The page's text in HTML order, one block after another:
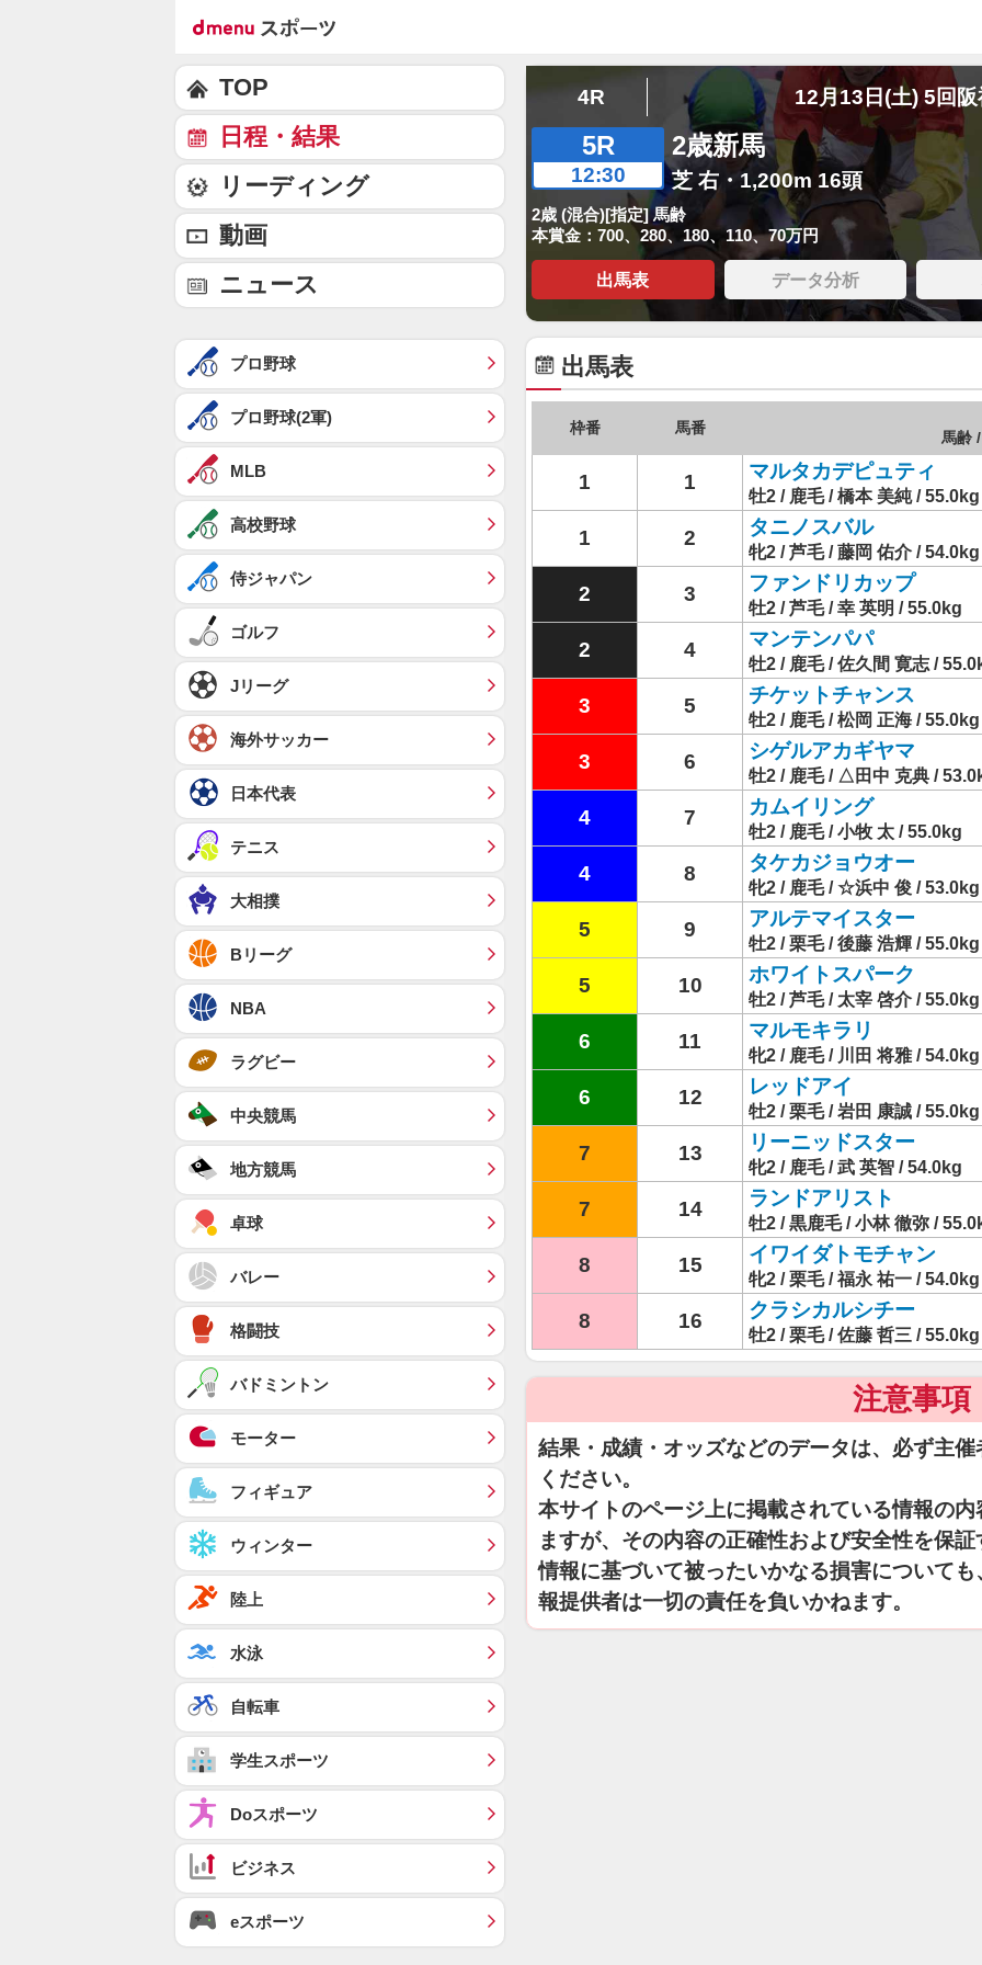
4R 12月13日(土) 5回
5R
12:30
2歳新馬
芝 右・1,200m 16頭
2歳 (混合)[指定] 馬齢
本賞金：700、280、180、110、70万円
出馬表 データ分析
出馬表
枠番 馬番
馬齢
1 1 マルタカデピュティ
牡2 / 鹿毛 / 橋本 美純 / 55.0kg
1 2 タニノスバル
牝2 / 芦毛 / 藤岡 佑介 / 54.0kg
2 3 ファンドリカップ
牡2 / 芦毛 / 幸 英明 / 55.0kg
2 4 マンテンパパ
牡2 / 鹿毛 / 佐久間 寛志 /
3 5 チケットチャンス
牡2 / 鹿毛 / 松岡 正海 / 55.0kg
3 6 シゲルアカギヤマ
牡2 / 鹿毛 / △田中 克典 /
4 7 カムイリング
牡2 / 鹿毛 / 小牧 太 / 55.0kg
4 8 タケカジョウオー
牝2 / 鹿毛 / ☆浜中 俊 / 53.0kg
5 9 アルテマイスター
牡2 / 栗毛 / 後藤 浩輝 / 55.0kg
5 10 ホワイトスパーク
牡2 / 芦毛 / 太宰 啓介 / 55.0kg
6 11 マルモキラリ
牝2 / 鹿毛 / 川田 将雅 / 54.0kg
6 12 レッドアイ
牡2 / 栗毛 / 岩田 康誠 / 55.0kg
7 13 リーニッドスター
牝2 / 鹿毛 / 武 英智 / 54.0kg
7 14 ランドアリスト
牡2 / 黒鹿毛 / 小林 徹弥 /
8 15 イワイダトモチャン
牝2 / 栗毛 / 福永 祐一 / 54.0kg
8 16 クラシカルシチー
牡2 / 栗毛 / 佐藤 哲三 / 55.0kg
注意事項
結果・成績・オッズなどのデータは、必ず主
ください。
本サイトのページ上に掲載されている情報の
ますが、その内容の正確性および安全性を保
情報に基づいて被ったいかなる損害について
報提供者は一切の責任を負いかねます。
TOP
日程・結果
リーディング
動画
ニュース
プロ野球
プロ野球(2軍)
MLB
高校野球
侍ジャパン
ゴルフ
Jリーグ
海外サッカー
日本代表
テニス
大相撲
Bリーグ
NBA
ラグビー
中央競馬
地方競馬
卓球
バレー
格闘技
バドミントン
モーター
フィギュア
ウィンター
陸上
水泳
自転車
学生スポーツ
Doスポーツ
ビジネス
eスポーツ